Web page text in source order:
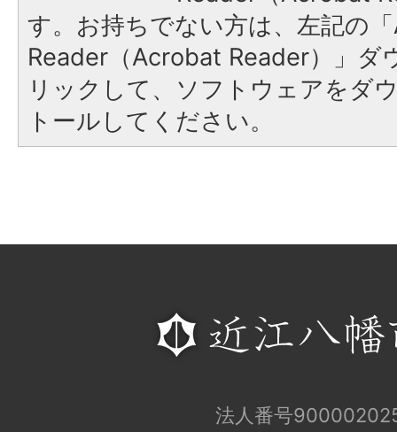
す。お持ちでない方は、左記の
Reader（Acrobat Reader）」ダ
リックして、ソフトウェアをダ
トールしてください。
法人番号